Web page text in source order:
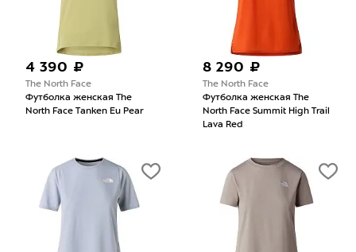
4 390 ₽
The North Face
Футболка женская The
North Face Tanken Eu Pear
8 290 ₽
The North Face
Футболка женская The
North Face Summit High Trail
Lava Red